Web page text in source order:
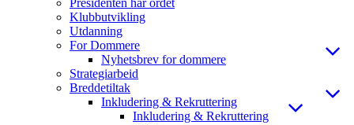
Presidenten har ordet
Klubbutvikling
Utdanning
For Dommere
Nyhetsbrev for dommere
Strategiarbeid
Breddetiltak
Inkludering & Rekruttering
Inkludering & Rekruttering